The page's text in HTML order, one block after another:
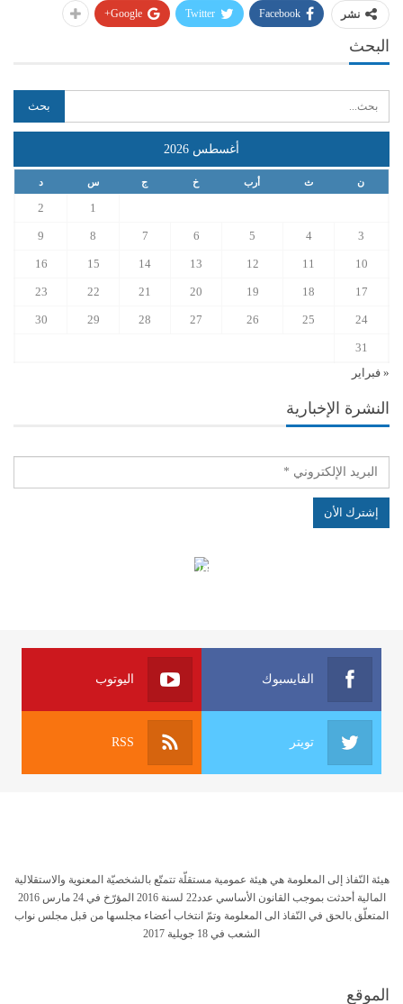
نشر Facebook
Twitter
Google+
البحث
أغسطس 2026
ن ث أرب خ ج س د
1
2
3
4
5
6
7
8
9
10
11
12
13
14
15
16
17
18
19
20
21
22
23
24
25
26
27
28
29
30
31
« فبراير
النشرة الإخبارية
الهياكل الخاضعة لقانون النفاذ إلى المعلومة
الفايسبوك اليوتوب
تويتر RSS
هيئة النّفاذ إلى المعلومة هي هيئة عمومية مستقلّة تتمتّع بالشخصيّة المعنوية والاستقلالية
المالية أحدثت بموجب القانون الأساسي عدد22 لسنة 2016 المؤرّخ في 24 مارس 2016
المتعلّق بالحق في النّفاذ الى المعلومة وتمّ انتخاب أعضاء مجلسها من قبل مجلس نواب
الشعب في 18 جويلية 2017
الموقع